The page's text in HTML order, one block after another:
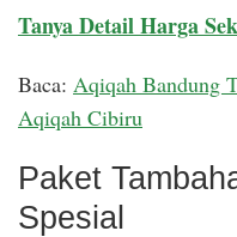
Tanya Detail Harga
Baca: Aqiqah Bandung
Aqiqah Cibiru
Paket
Spesial